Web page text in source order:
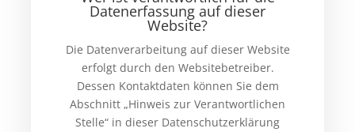
Datenerfassung auf dieser
Website?
Die Datenverarbeitung auf dieser Website
erfolgt durch den Websitebetreiber.
Dessen Kontaktdaten können Sie dem
Abschnitt „Hinweis zur Verantwortlichen
Stelle“ in dieser Datenschutzerklärung